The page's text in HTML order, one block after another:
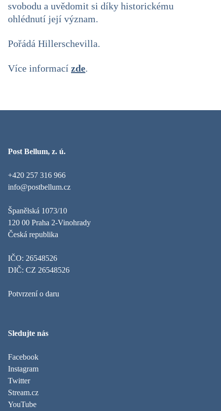
svobodu a uvědomit si díky historickému
ohlédnutí její význam.
Pořádá Hillerschevilla.
Více informací zde.
Post Bellum, z. ú.
+420 257 316 966
info@postbellum.cz
Španělská 1073/10
120 00 Praha 2-Vinohrady
Česká republika
IČO: 26548526
DIČ: CZ 26548526
Potvrzení o daru
Sledujte nás
Facebook
Instagram
Twitter
Stream.cz
YouTube